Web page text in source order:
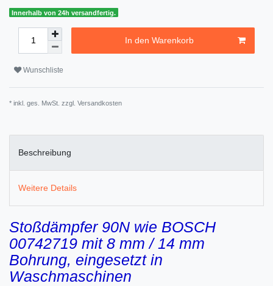
Innerhalb von 24h versandfertig.
In den Warenkorb
Wunschliste
* inkl. ges. MwSt. zzgl. Versandkosten
Beschreibung
Weitere Details
Stoßdämpfer 90N wie BOSCH
00742719 mit 8 mm / 14 mm
Bohrung, eingesetzt in
Waschmaschinen